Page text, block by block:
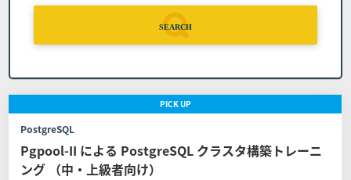
7:00）へコースの日程を変更する旨申し出るもの
程変更は１回に限るものとします。また日程を変
更したコースの申し込みを取り消す場合は前条の
定めに関わらずコースの代金の全額をお支払いい
ただくものとします。
SEARCH
PICKUP
PostgreSQL
Pgpool-II による PostgreSQL クラスタ構築トレーニ
ング （中・上級者向け）